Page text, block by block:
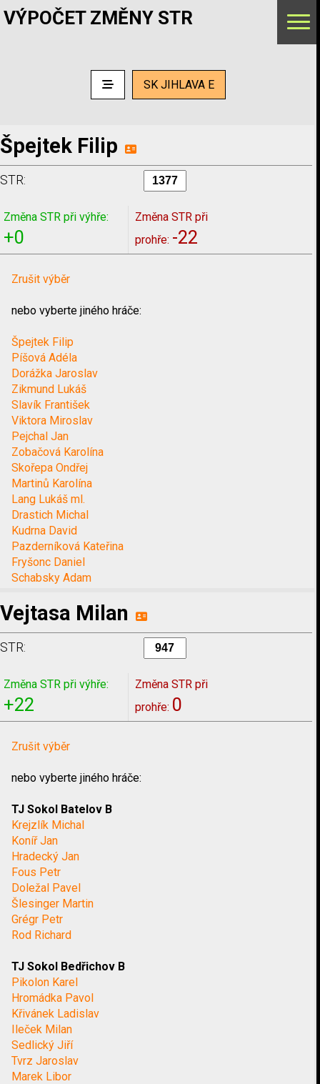
VÝPOČET ZMĚNY STR
SK JIHLAVA E
Špejtek Filip
STR:
Změna STR při výhře:
+0
Změna STR při
prohře: -22
Zrušit výběr
nebo vyberte jiného hráče:
Špejtek Filip
Píšová Adéla
Dorážka Jaroslav
Zikmund Lukáš
Slavík František
Viktora Miroslav
Pejchal Jan
Zobačová Karolína
Skořepa Ondřej
Martinů Karolína
Lang Lukáš ml.
Drastich Michal
Kudrna David
Pazderníková Kateřina
Fryšonc Daniel
Schabsky Adam
Vejtasa Milan
STR:
Změna STR při výhře:
+22
Změna STR při
prohře: 0
Zrušit výběr
nebo vyberte jiného hráče:
TJ Sokol Batelov B
Krejzlík Michal
Koníř Jan
Hradecký Jan
Fous Petr
Doležal Pavel
Šlesinger Martin
Grégr Petr
Rod Richard
TJ Sokol Bedřichov B
Pikolon Karel
Hromádka Pavol
Křivánek Ladislav
Ileček Milan
Sedlický Jiří
Tvrz Jaroslav
Marek Libor